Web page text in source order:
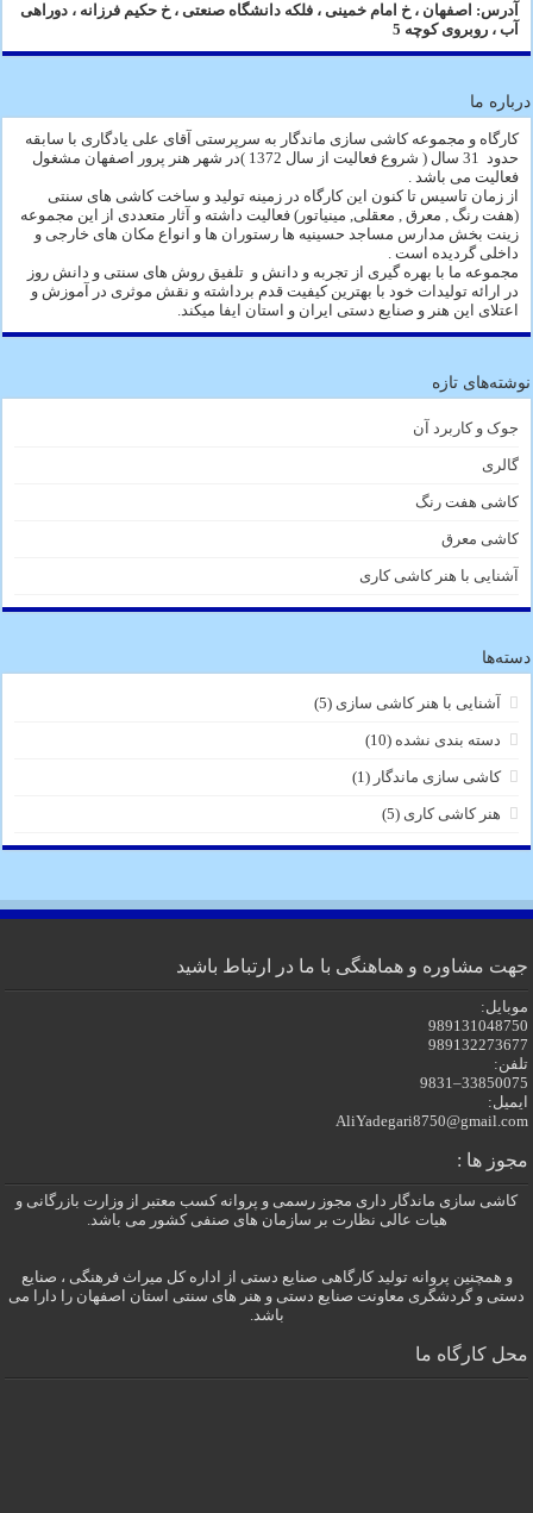
آدرس: اصفهان ، خ امام خمینی ، فلکه دانشگاه صنعتی ، خ حکیم فرزانه ، دوراهی
آب ، روبروی کوچه 5
درباره ما
کارگاه و مجموعه کاشی سازی ماندگار به سرپرستی آقای علی یادگاری با سابقه
حدود 31 سال ( شروع فعالیت از سال 1372 )در شهر هنر پرور اصفهان مشغول
فعالیت می باشد .
از زمان تاسیس تا کنون این کارگاه در زمینه تولید و ساخت کاشی های سنتی
(هفت رنگ , معرق , معقلی, مینیاتور) فعالیت داشته و آثار متعددی از این مجموعه
زینت بخش مدارس مساجد حسینیه ها رستوران ها و انواع مکان های خارجی و
داخلی گردیده است .
مجموعه ما با بهره گیری از تجربه و دانش و تلفیق روش های سنتی و دانش روز
در ارائه تولیدات خود با بهترین کیفیت قدم برداشته و نقش موثری در آموزش و
اعتلای این هنر و صنایع دستی ایران و استان ایفا میکند.
نوشته‌های تازه
جوک و کاربرد آن
گالری
کاشی هفت رنگ
کاشی معرق
آشنایی با هنر کاشی کاری
دسته‌ها
آشنایی با هنر کاشی سازی (5)
دسته بندی نشده (10)
کاشی سازی ماندگار (1)
هنر کاشی کاری (5)
جهت مشاوره و هماهنگی با ما در ارتباط باشید
موبایل:
989131048750
989132273677
تلفن:
33850075–9831
ایمیل:
AliYadegari8750@gmail.com
مجوز ها :
کاشی سازی ماندگار داری مجوز رسمی و پروانه کسب معتبر از وزارت بازرگانی و
هیات عالی نظارت بر سازمان های صنفی کشور می باشد.
و همچنین پروانه تولید کارگاهی صنایع دستی از اداره کل میراث فرهنگی ، صنایع
دستی و گردشگری معاونت صنایع دستی و هنر های سنتی استان اصفهان را دارا می
باشد.
محل کارگاه ما